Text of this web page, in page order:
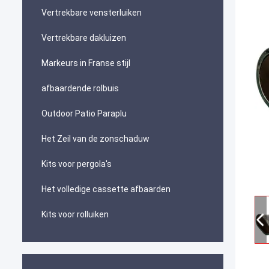
Vertrekbare vensterluiken
Vertrekbare dakluizen
Markeurs in Franse stijl
afbaardende rolbuis
Outdoor Patio Paraplu
Het Zeil van de zonschaduw
Kits voor pergola's
Het volledige cassette afbaarden
Kits voor rolluiken